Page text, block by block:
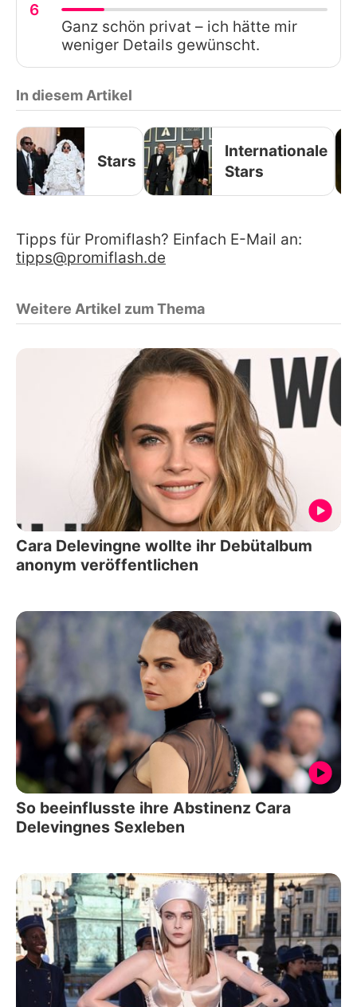
6
Ganz schön privat – ich hätte mir
weniger Details gewünscht.
In diesem Artikel
Stars
Internationale
Stars
Tipps für Promiflash? Einfach E-Mail an:
tipps@promiflash.de
Weitere Artikel zum Thema
Cara Delevingne wollte ihr Debütalbum
anonym veröffentlichen
So beeinflusste ihre Abstinenz Cara
Delevingnes Sexleben